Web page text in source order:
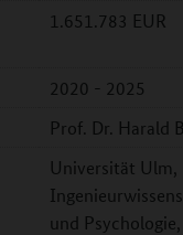
1.651.783 EUR
2020 - 2025
Prof. Dr. Harald
Universität Ulm,
und